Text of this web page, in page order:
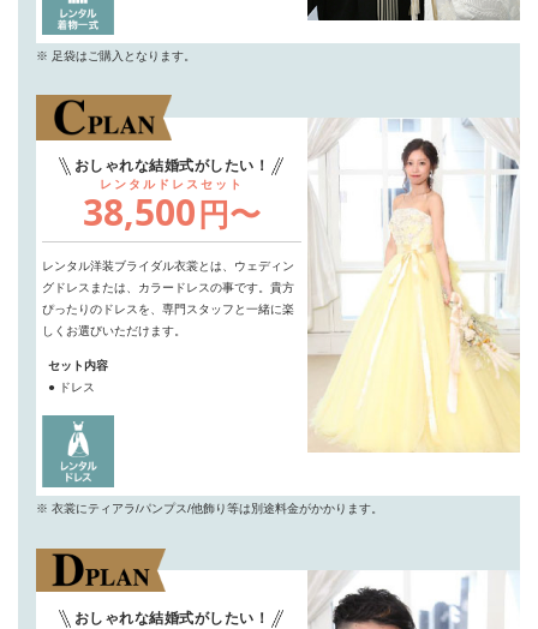
※ 足袋はご購入となります。
おしゃれな結婚式がしたい！
レンタルドレスセット
38,500 円〜
レンタル洋装ブライダル衣裳とは、ウェディン
グドレス または、カラードレスの事です。 貴方
ぴったりのドレスを、専門スタッフと一緒に楽
しくお選びいただけます。
セット内容
● ドレス
※ 衣裳にティアラ/パンプス/他飾り等は別途料金がかかります。
おしゃれな結婚式がしたい！